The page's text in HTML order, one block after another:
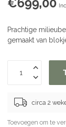
€699,00
Prachtige
gemaakt van
circa 2
Toevoegen om te